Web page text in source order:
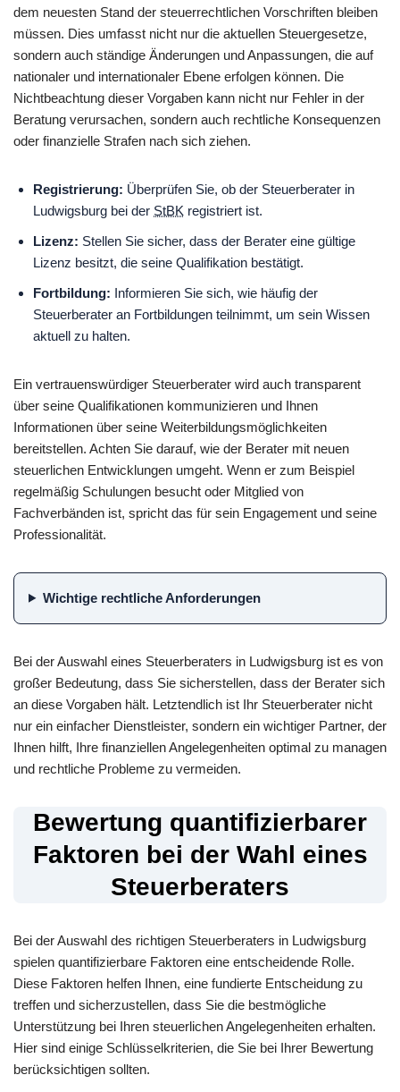
dem neuesten Stand der steuerrechtlichen Vorschriften bleiben
müssen. Dies umfasst nicht nur die aktuellen Steuergesetze,
sondern auch ständige Änderungen und Anpassungen, die auf
nationaler und internationaler Ebene erfolgen können. Die
Nichtbeachtung dieser Vorgaben kann nicht nur Fehler in der
Beratung verursachen, sondern auch rechtliche Konsequenzen
oder finanzielle Strafen nach sich ziehen.
Registrierung: Überprüfen Sie, ob der Steuerberater in
Ludwigsburg bei der StBK registriert ist.
Lizenz: Stellen Sie sicher, dass der Berater eine gültige
Lizenz besitzt, die seine Qualifikation bestätigt.
Fortbildung: Informieren Sie sich, wie häufig der
Steuerberater an Fortbildungen teilnimmt, um sein Wissen
aktuell zu halten.
Ein vertrauenswürdiger Steuerberater wird auch transparent
über seine Qualifikationen kommunizieren und Ihnen
Informationen über seine Weiterbildungsmöglichkeiten
bereitstellen. Achten Sie darauf, wie der Berater mit neuen
steuerlichen Entwicklungen umgeht. Wenn er zum Beispiel
regelmäßig Schulungen besucht oder Mitglied von
Fachverbänden ist, spricht das für sein Engagement und seine
Professionalität.
Wichtige rechtliche Anforderungen
Bei der Auswahl eines Steuerberaters in Ludwigsburg ist es von
großer Bedeutung, dass Sie sicherstellen, dass der Berater sich
an diese Vorgaben hält. Letztendlich ist Ihr Steuerberater nicht
nur ein einfacher Dienstleister, sondern ein wichtiger Partner, der
Ihnen hilft, Ihre finanziellen Angelegenheiten optimal zu managen
und rechtliche Probleme zu vermeiden.
Bewertung quantifizierbarer
Faktoren bei der Wahl eines
Steuerberaters
Bei der Auswahl des richtigen Steuerberaters in Ludwigsburg
spielen quantifizierbare Faktoren eine entscheidende Rolle.
Diese Faktoren helfen Ihnen, eine fundierte Entscheidung zu
treffen und sicherzustellen, dass Sie die bestmögliche
Unterstützung bei Ihren steuerlichen Angelegenheiten erhalten.
Hier sind einige Schlüsselkriterien, die Sie bei Ihrer Bewertung
berücksichtigen sollten.